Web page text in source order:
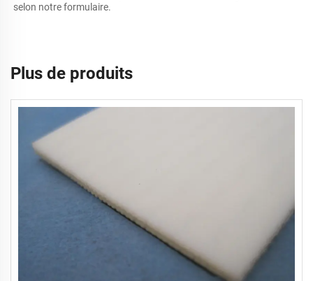
selon notre formulaire.
Plus de produits